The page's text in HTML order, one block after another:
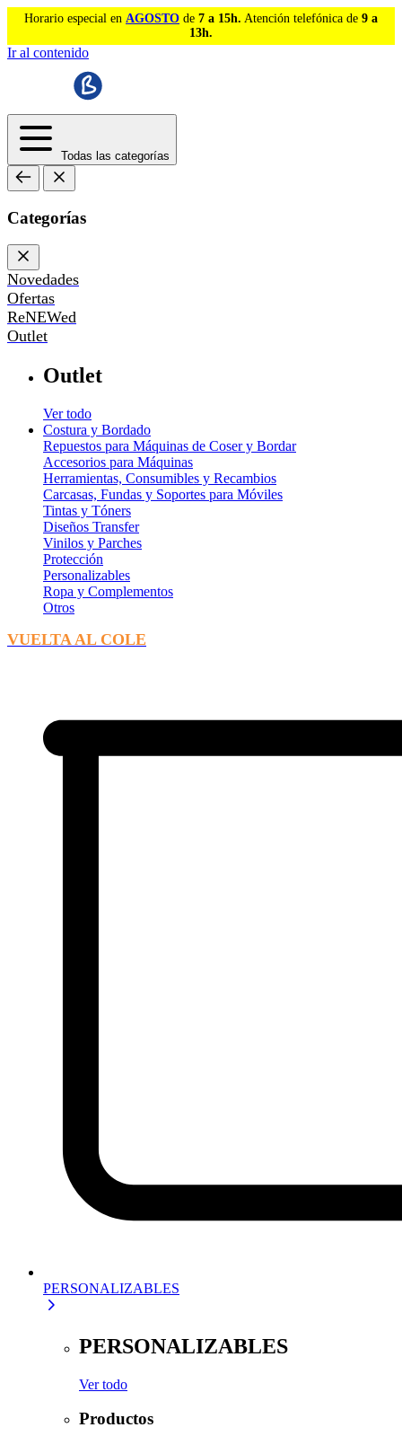
Horario especial en AGOSTO de 7 a 15h. Atención telefónica de 9 a
13h.
Ir al contenido
Todas las categorías
Categorías
Novedades
Ofertas
ReNEWed
Outlet
Outlet
Ver todo
Costura y Bordado
Repuestos para Máquinas de Coser y Bordar
Accesorios para Máquinas
Herramientas, Consumibles y Recambios
Carcasas, Fundas y Soportes para Móviles
Tintas y Tóners
Diseños Transfer
Vinilos y Parches
Protección
Personalizables
Ropa y Complementos
Otros
VUELTA AL COLE
PERSONALIZABLES
PERSONALIZABLES
Ver todo
Productos